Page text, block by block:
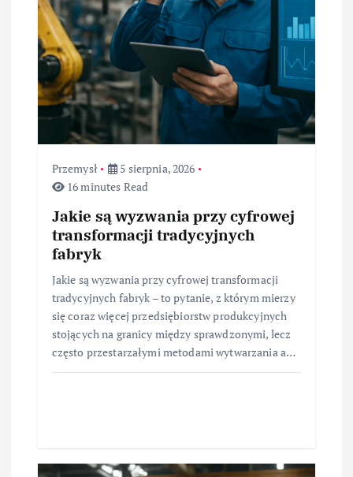
s
u
Przemysł
5 sierpnia, 2026
16 minutes Read
Jakie są wyzwania przy cyfrowej
transformacji tradycyjnych
fabryk
Jakie są wyzwania przy cyfrowej transformacji
tradycyjnych fabryk – to pytanie, z którym mierzy
się coraz więcej przedsiębiorstw produkcyjnych
stojących na granicy między sprawdzonymi, lecz
często przestarzałymi metodami wytwarzania a…